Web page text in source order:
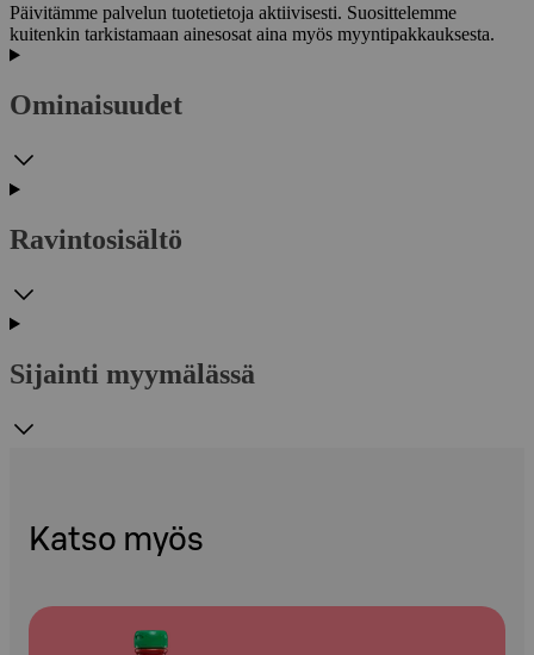
Päivitämme palvelun tuotetietoja aktiivisesti. Suosittelemme
kuitenkin tarkistamaan ainesosat aina myös myyntipakkauksesta.
Ominaisuudet
Ravintosisältö
Sijainti myymälässä
Katso myös